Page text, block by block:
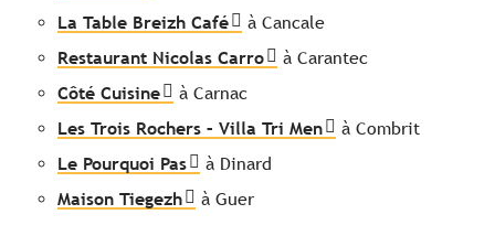
La Table Breizh Café
à Cancale
Restaurant Nicolas Carro
à Carantec
Côté Cuisine
à Carnac
Les Trois Rochers – Villa Tri Men
à Combrit
Le Pourquoi Pas
à Dinard
Maison Tiegezh
à Guer